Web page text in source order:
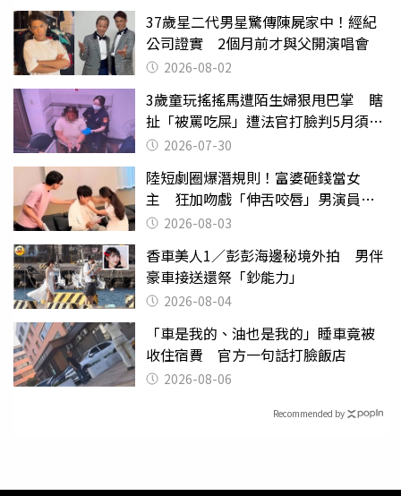
37歲星二代男星驚傳陳屍家中！經紀
公司證實 2個月前才與父開演唱會
2026-08-02
3歲童玩搖搖馬遭陌生婦狠甩巴掌 瞎
扯「被罵吃屎」遭法官打臉判5月須入
監 2026-07-30
陸短劇圈爆潛規則！富婆砸錢當女
主 狂加吻戲「伸舌咬唇」男演員崩
潰 2026-08-03
香車美人1／彭彭海邊秘境外拍 男伴
豪車接送還祭「鈔能力」
2026-08-04
「車是我的、油也是我的」睡車竟被
收住宿費 官方一句話打臉飯店
2026-08-06
Recommended by